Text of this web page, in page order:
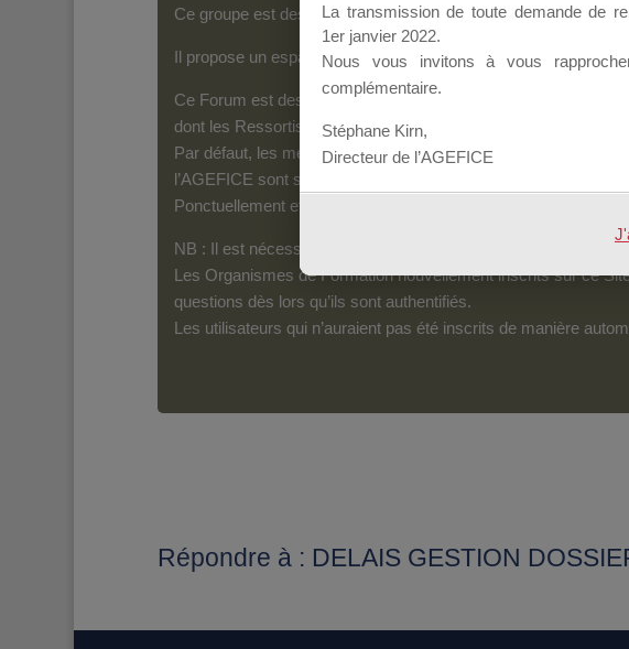
Ce groupe est destiné aux Organismes de formation. Il
Il propose un espace forum, sur lequel il est possible de
Ce Forum est destiné aux Organismes de formation qui ont
dont les Ressortissants de l’AGEFICE peuvent éventuellement
Par défaut, les messages qui sont postés sur cet espace sont
l’AGEFICE sont susceptibles d’en lire le contenu.
Ponctuellement et pour les messages qui s’avéreraient
NB : Il est nécessaire d’être inscrit(e) pour pouvoir accéder et
Les Organismes de Formation nouvellement inscrits sur ce
questions dès lors qu’ils sont authentifiés.
Les utilisateurs qui n’auraient pas été inscrits de manière
Répondre à : DELAIS GESTION
La transmission de toute demande de
1er janvier 2022.
Nous vous invitons à vous
complémentaire.
Stéphane Kirn,
Directeur de l’AGEFICE